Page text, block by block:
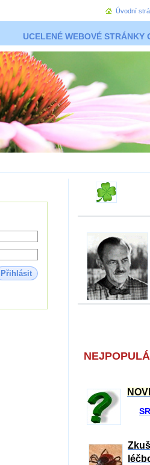
UCELENÉ WEBOVÉ STRÁNKY
Přihlásit
Úvodní